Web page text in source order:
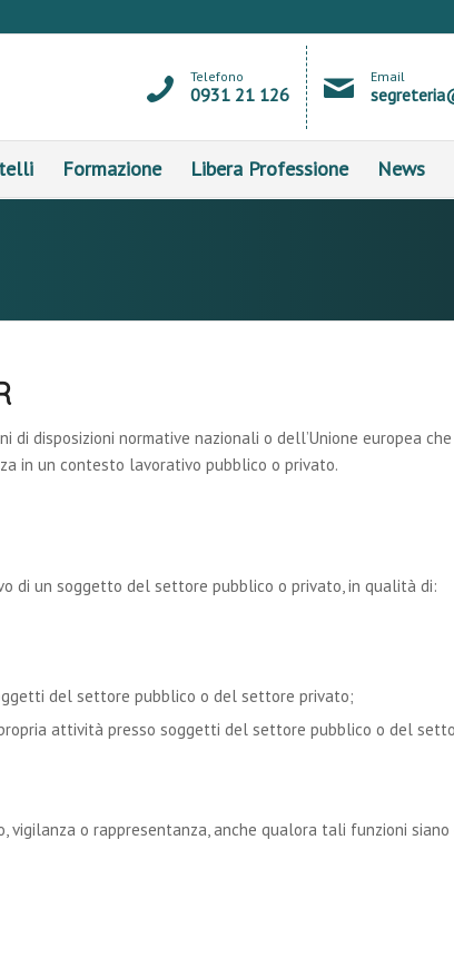
Telefono
0931 21 126
Email
Formazione Libera Professione News
disposizioni normative nazionali o dell’Unione europea
in un contesto lavorativo pubblico o privato.
di un soggetto del settore pubblico o privato, in qualità di:
del settore pubblico o del settore privato;
attività presso soggetti del settore pubblico o del
vigilanza o rappresentanza, anche qualora tali funzioni